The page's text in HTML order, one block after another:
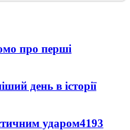
про перші
день в історії
ударом4193